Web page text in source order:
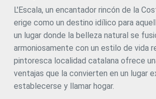
descalcificación de agua. Un garaje
completa esta exclusiva propiedad
Brava. #ref:CBLX011376
L'Escala, un encantador rincón de la
erige como un destino idílico para
un lugar donde la belleza natural se
armoniosamente con un estilo de vida
pintoresca localidad catalana ofrece
ventajas que la convierten en un lugar
establecerse y llamar hogar.